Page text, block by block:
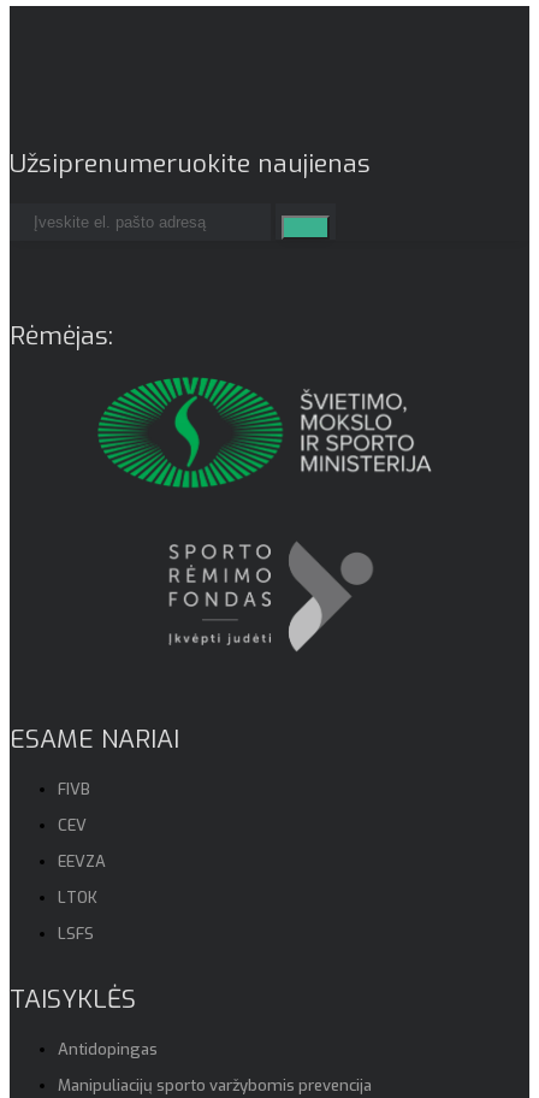
Užsiprenumeruokite naujienas
Rėmėjas:
ESAME NARIAI
FIVB
CEV
EEVZA
LTOK
LSFS
TAISYKLĖS
Antidopingas
Manipuliacijų sporto varžybomis prevencija